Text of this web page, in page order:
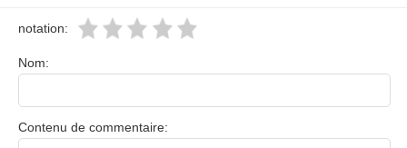
notation:
Nom:
Contenu de commentaire: